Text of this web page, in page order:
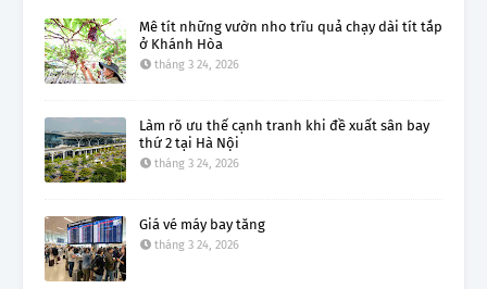
Mê tít những vườn nho trĩu quả chạy dài tít tắp
ở Khánh Hòa
tháng 3 24, 2026
Làm rõ ưu thế cạnh tranh khi đề xuất sân bay
thứ 2 tại Hà Nội
tháng 3 24, 2026
Giá vé máy bay tăng
tháng 3 24, 2026